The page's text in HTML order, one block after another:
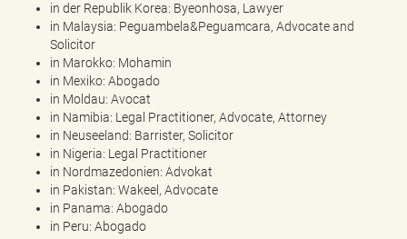
in der Republik Korea: Byeonhosa, Lawyer
in Malaysia: Peguambela&Peguamcara, Advocate and
Solicitor
in Marokko: Mohamin
in Mexiko: Abogado
in Moldau: Avocat
in Namibia: Legal Practitioner, Advocate, Attorney
in Neuseeland: Barrister, Solicitor
in Nigeria: Legal Practitioner
in Nordmazedonien: Advokat
in Pakistan: Wakeel, Advocate
in Panama: Abogado
in Peru: Abogado